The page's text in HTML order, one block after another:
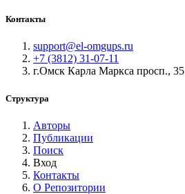
Контакты
support@el-omgups.ru
+7 (3812) 31-07-11
г.Омск Карла Маркса просп., 35
Структура
Авторы
Публикации
Поиск
Вход
Контакты
О Репозитории